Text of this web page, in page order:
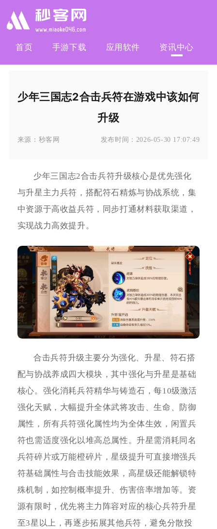
首页 手游下载 应用软件 资讯中心
少年三国志2合击兵符在游戏中该如何
升级
来源： 秒客网 发布时间： 2026-05-30 17:07:49
少年三国志2合击兵符升级核心是优先强化
与升星主力兵符，搭配符石精炼与协战系统，集
中资源于高收益兵符，同步打通材料获取渠道，
实现战力高效提升。
合击兵符升级主要分为强化、升星、符石搭
配与协战养成四大模块，其中强化与升星是基础
核心。强化消耗兵符精华与铸造石，每10级激活
强化天赋，大幅提升全体武将攻击、生命、防御
属性，所有兵符强化属性均为全体生效，闲置兵
符也需适度强化以堆高总属性。升星需消耗同名
兵符碎片或万能橙碎片，星级提升可直接增强兵
符基础属性与合击技能效果，高星级还能解锁特
殊机制，如控制概率提升、伤害倍率增加等。资
源有限时，优先将主力阵容对应的核心兵符升星
至3星以上，再逐步拓展其他兵符，避免分散投